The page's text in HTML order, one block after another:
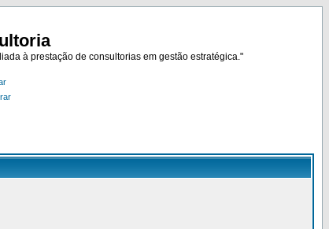
à prestação de consultorias em gestão estratégica."